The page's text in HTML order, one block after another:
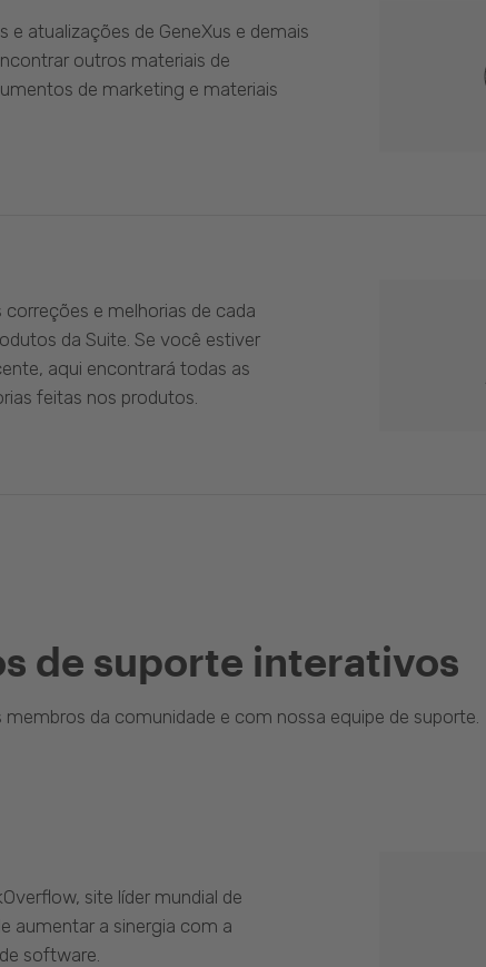
atualizações de GeneXus e demais
outros materiais de
de marketing e materiais
e melhorias de cada
da Suite. Se você estiver
aqui encontrará todas as
feitas nos produtos.
de suporte interativos
da comunidade e com nossa equipe de suporte.
site líder mundial de
aumentar a sinergia com a
software.